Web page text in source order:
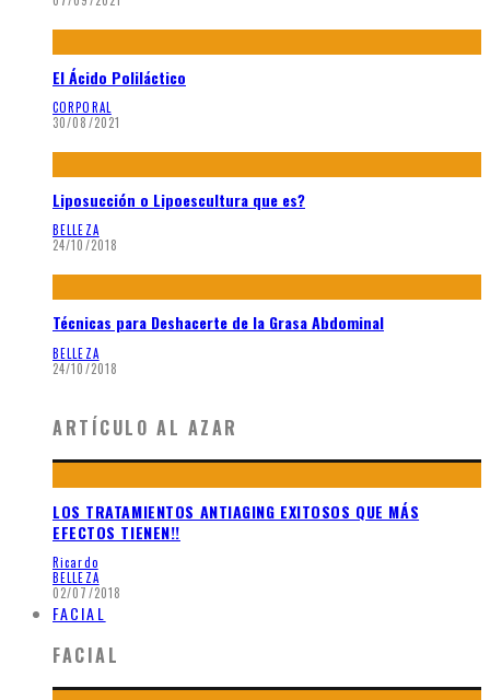
El Ácido Poliláctico
CORPORAL
30/08/2021
Liposucción o Lipoescultura que es?
BELLEZA
24/10/2018
Técnicas para Deshacerte de la Grasa Abdominal
BELLEZA
24/10/2018
ARTÍCULO AL AZAR
LOS TRATAMIENTOS ANTIAGING EXITOSOS QUE MÁS
EFECTOS TIENEN!!
Ricardo
BELLEZA
02/07/2018
FACIAL
FACIAL